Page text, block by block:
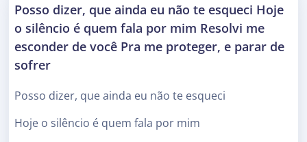
Posso dizer, que ainda eu não te esqueci Hoje
o silêncio é quem fala por mim Resolvi me
esconder de você Pra me proteger, e parar de
sofrer
Posso dizer, que ainda eu não te esqueci
Hoje o silêncio é quem fala por mim